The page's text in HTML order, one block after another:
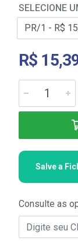
SELECIONE
R$
Salve a
Consulte as